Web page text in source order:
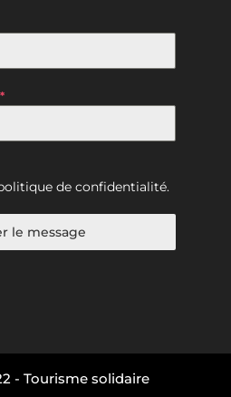
*
de confidentialité.
le message
- Tourisme solidaire